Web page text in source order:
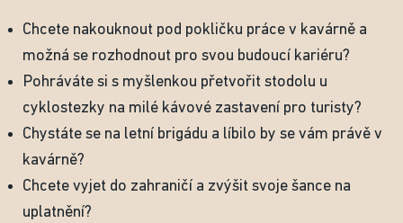
Chcete nakouknout pod pokličku práce v kavárně a
možná se rozhodnout pro svou budoucí kariéru?
Pohráváte si s myšlenkou přetvořit stodolu u
cyklostezky na milé kávové zastavení pro turisty?
Chystáte se na letní brigádu a líbilo by se vám právě v
kavárně?
Chcete vyjet do zahraničí a zvýšit svoje šance na
uplatnění?